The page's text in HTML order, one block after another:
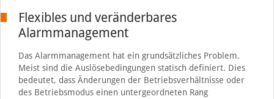
Flexibles und veränderbares
Alarmmanagement
Das Alarmmanagement hat ein grundsätzliches Problem.
Meist sind die Auslösebedingungen statisch definiert. Dies
bedeutet, dass Änderungen der Betriebsverhältnisse oder
des Betriebsmodus einen untergeordneten Rang